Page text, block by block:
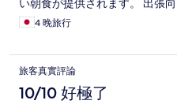
い朝食が提供されます。 出張
ホテルです。
4 晚旅行
旅客真實評論
10/10 好極了